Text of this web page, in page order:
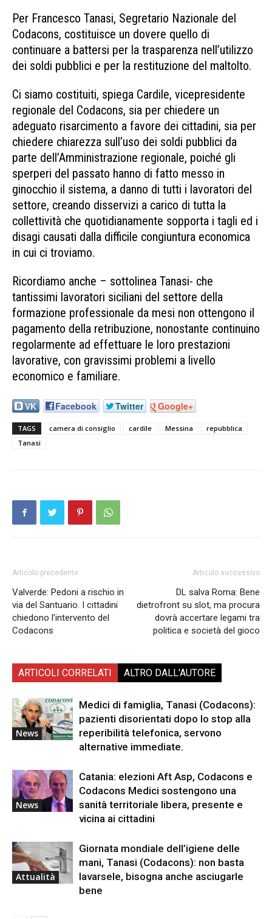
Per Francesco Tanasi, Segretario Nazionale del
Codacons, costituisce un dovere quello di
continuare a battersi per la trasparenza nell’utilizzo
dei soldi pubblici e per la restituzione del maltolto.
Ci siamo costituiti, spiega Cardile, vicepresidente
regionale del Codacons, sia per chiedere un
adeguato risarcimento a favore dei cittadini, sia per
chiedere chiarezza sull’uso dei soldi pubblici da
parte dell’Amministrazione regionale, poiché gli
sperperi del passato hanno di fatto messo in
ginocchio il sistema, a danno di tutti i lavoratori del
settore, creando disservizi a carico di tutta la
collettività che quotidianamente sopporta i tagli ed i
disagi causati dalla difficile congiuntura economica
in cui ci troviamo.
Ricordiamo anche – sottolinea Tanasi- che
tantissimi lavoratori siciliani del settore della
formazione professionale da mesi non ottengono il
pagamento della retribuzione, nonostante continuino
regolarmente ad effettuare le loro prestazioni
lavorative, con gravissimi problemi a livello
economico e familiare.
VK Facebook Twitter Google+
TAGS camera di consiglio cardile Messina
repubblica
Tanasi
Articolo precedente
Valverde: Pedoni a rischio in
via del Santuario. I cittadini
chiedono l’intervento del
Codacons
Articolo successivo
DL salva Roma: Bene
dietrofront su slot, ma procura
dovrà accertare legami tra
politica e società del gioco
ARTICOLI CORRELATI ALTRO DALL'AUTORE
News
Medici di famiglia, Tanasi (Codacons):
pazienti disorientati dopo lo stop alla
reperibilità telefonica, servono
alternative immediate.
News
Catania: elezioni Aft Asp, Codacons e
Codacons Medici sostengono una
sanità territoriale libera, presente e
vicina ai cittadini
Attualità
Giornata mondiale dell’igiene delle
mani, Tanasi (Codacons): non basta
lavarsele, bisogna anche asciugarle
bene